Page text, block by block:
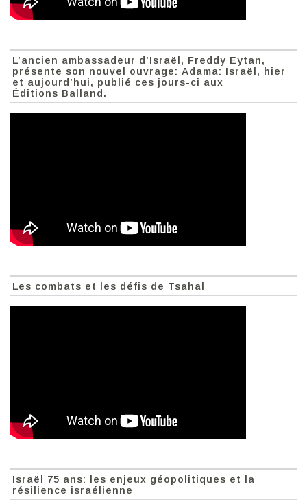
L’ancien ambassadeur d’Israël, Freddy Eytan,
présente son nouvel ouvrage: Adama: Israël, hier
et aujourd’hui, publié ces jours-ci aux
Éditions Balland.
Les combats et les défis de Tsahal
Israël 75 ans: les enjeux géopolitiques et la
résilience israélienne